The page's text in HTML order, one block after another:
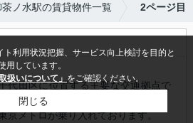
ノ水駅の賃貸物件一覧 2ページ目
代田区に位置する主要な交通拠点で
京メトロが乗り入れております。
利用状況把握、サービス向上検討を目的と
用しています。
扱いについて」 をご確認ください。
閉じる